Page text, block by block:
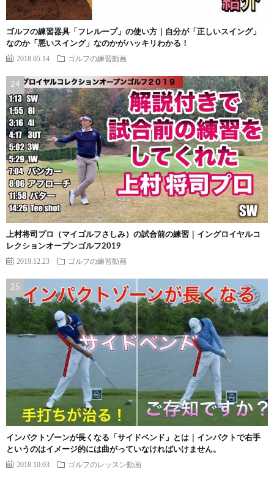
ゴルフの練習器具「フレループ」の使い方｜自分が「正しいスイング」
なのか「悪いスイング」なのかがハッキリわかる！
2018.05.14 ゴルフの練習動画
上村将司プロ（マイゴルフさしみ）の試合前の練習｜イングロイヤルコ
レクションオープンゴルフ2019
2019.12.23 ゴルフの練習動画
インパクトゾーンが長くなる「サイドベンド」とは｜インパクトで右手
というのはイメージ的には曲がっていなければいけません。
2018.10.03 ゴルフのレッスン動画